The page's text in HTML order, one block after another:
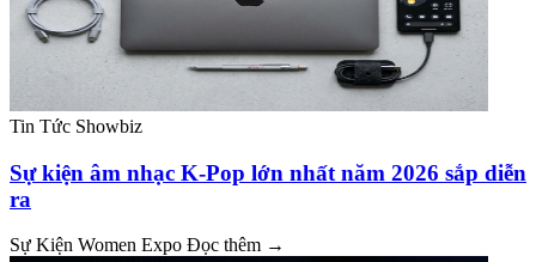
Tin Tức Showbiz
Sự kiện âm nhạc K-Pop lớn nhất năm 2026 sắp diễn
ra
Sự Kiện Women Expo Đọc thêm →